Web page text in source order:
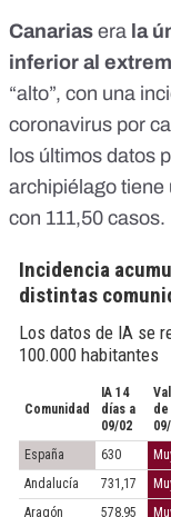
Canarias era la
inferior al
“alto”, con una
coronavirus por
los últimos datos
archipiélago tiene
con 111,50 casos.